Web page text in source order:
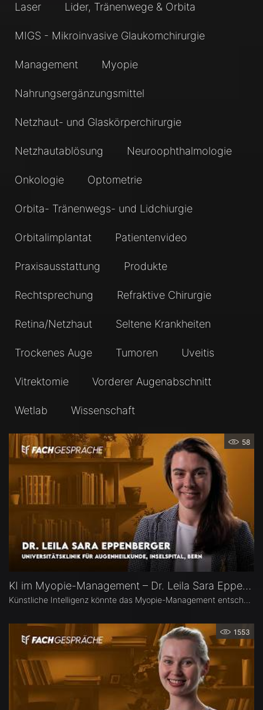
Laser Lider, Tränenwege & Orbita
MIGS - Mikroinvasive Glaukomchirurgie
Management Myopie
Nahrungsergänzungsmittel
Netzhaut- und Glaskörperchirurgie
Netzhautablösung Neuroophthalmologie
Onkologie Optometrie
Orbita- Tränenwegs- und Lidchiurgie
Orbitalimplantat Patientenvideo
Praxisausstattung Produkte
Rechtsprechung Refraktive Chirurgie
Retina/Netzhaut Seltene Krankheiten
Trockenes Auge Tumoren Uveitis
Vitrektomie Vorderer Augenabschnitt
Wetlab Wissenschaft
58
KI im Myopie-Management – Dr. Leila Sara Eppenberger
1553